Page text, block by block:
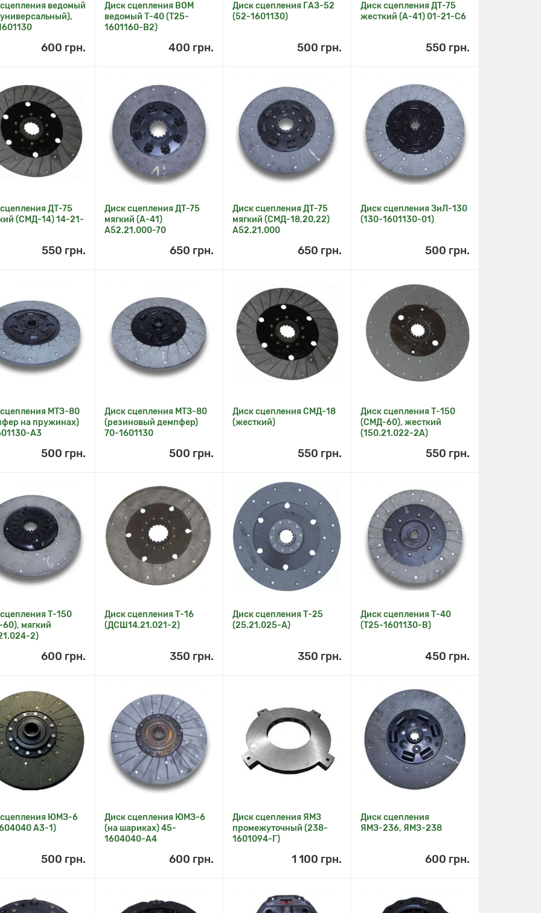
ведомый
600 грн.
Диск сцепления ВОМ
ведомый Т-40 (Т25-
1601160-В2)
400 грн.
Диск сцепления ГАЗ-52
(52-1601130)
500 грн.
Диск сцепления ДТ-75
жесткий (А-41) 01-21-С6
550 грн.
ДТ-75
(СМД-14) 14-21-
550 грн.
Диск сцепления ДТ-75
мягкий (А-41)
А52.21.000-70
650 грн.
Диск сцепления ДТ-75
мягкий (СМД-18,20,22)
А52.21.000
650 грн.
Диск сцепления ЗиЛ-130
(130-1601130-01)
500 грн.
МТЗ-80
на пружинах)
А3
500 грн.
Диск сцепления МТЗ-80
(резиновый демпфер)
70-1601130
500 грн.
Диск сцепления СМД-18
(жесткий)
550 грн.
Диск сцепления Т-150
(СМД-60), жесткий
(150.21.022-2А)
550 грн.
Т-150
мягкий
2)
600 грн.
Диск сцепления Т-16
(ДСШ14.21.021-2)
350 грн.
Диск сцепления Т-25
(25.21.025-A)
350 грн.
Диск сцепления Т-40
(Т25-1601130-В)
450 грн.
ЮМЗ-6
А3-1)
500 грн.
Диск сцепления ЮМЗ-6
(на шариках) 45-
1604040-А4
600 грн.
Диск сцепления ЯМЗ
промежуточный (238-
1601094-Г)
1 100 грн.
Диск сцепления
ЯМЗ-236, ЯМЗ-238
600 грн.